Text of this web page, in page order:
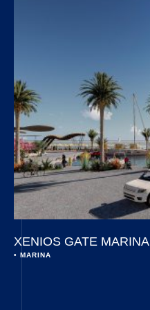
XENIOS GATE MARINA
• MARINA